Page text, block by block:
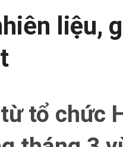
liệu,
tổ chức